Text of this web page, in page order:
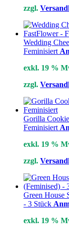
zzgl.
Wedding
Feminisiert
exkl. 19 %
zzgl.
Gorilla
Feminisiert
exkl. 19 %
zzgl.
Green House
- 3 Stück
exkl. 19 %